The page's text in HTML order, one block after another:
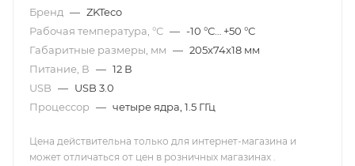
Бренд — ZKTeco
Рабочая температура, °С — -10 °С… +50 °С
Габаритные размеры, мм — 205x74x18 мм
Питание, В — 12 В
USB — USB 3.0
Процессор — четыре ядра, 1.5 ГГц
Цена действительна только для интернет-магазина и
может отличаться от цен в розничных магазинах .